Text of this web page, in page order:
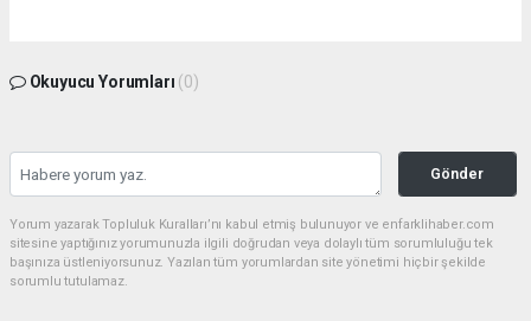
Okuyucu Yorumları (0)
Gönder
Yorum yazarak Topluluk Kuralları’nı kabul etmiş bulunuyor ve enfarklihaber.com
sitesine yaptığınız yorumunuzla ilgili doğrudan veya dolaylı tüm sorumluluğu tek
başınıza üstleniyorsunuz. Yazılan tüm yorumlardan site yönetimi hiçbir şekilde
sorumlu tutulamaz.